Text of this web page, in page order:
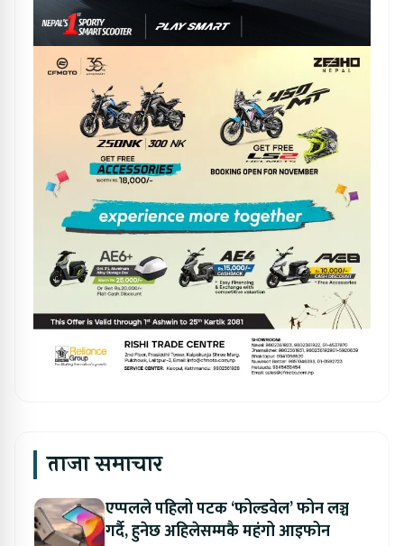
ताजा समाचार
एप्पलले पहिलो पटक ‘फोल्डवेल’ फोन लञ्च
गर्दै, हुनेछ अहिलेसम्मकै महंगो आइफोन